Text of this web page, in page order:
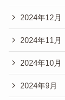
2024年12月
2024年11月
2024年10月
2024年9月